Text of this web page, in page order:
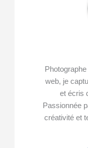
web, je
et écris
Passionnée
créativité et